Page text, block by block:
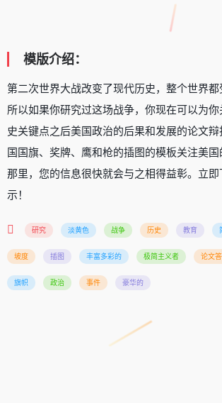
模版介绍：
第二次世界大战改变了现代历史，整个世界都
所以如果你研究过这场战争，你现在可以为
史关键点之后美国政治的后果和发展的论文
国国旗、奖牌、鹰和枪的插图的模板关注美
那里，您的信息很快就会与之相得益彰。立
示！
研究 淡黄色 战争 历史 教育
坡度 插图 丰富多彩的 极简主义者 论文
旗帜 政治 事件 豪华的